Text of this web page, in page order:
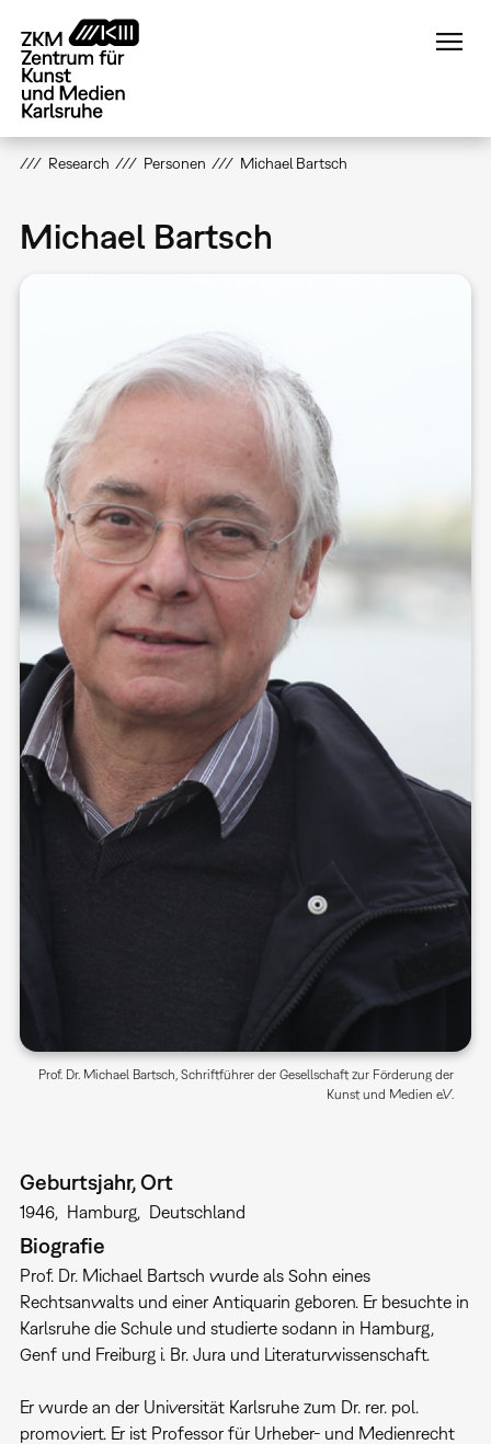
zum
Inhalt
Research Personen Michael Bartsch
Michael Bartsch
Prof. Dr. Michael Bartsch, Schriftführer der Gesellschaft zur Förderung der
Kunst und Medien e.V.
Geburtsjahr, Ort
1946 Hamburg Deutschland
Biografie
Prof. Dr. Michael Bartsch wurde als Sohn eines
Rechtsanwalts und einer Antiquarin geboren. Er besuchte in
Karlsruhe die Schule und studierte sodann in Hamburg,
Genf und Freiburg i. Br. Jura und Literaturwissenschaft.
Er wurde an der Universität Karlsruhe zum Dr. rer. pol.
promoviert. Er ist Professor für Urheber- und Medienrecht